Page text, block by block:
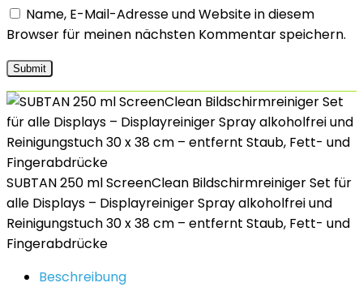
Name, E-Mail-Adresse und Website in diesem
Browser für meinen nächsten Kommentar speichern.
SUBTAN 250 ml ScreenClean Bildschirmreiniger Set für
alle Displays – Displayreiniger Spray alkoholfrei und
Reinigungstuch 30 x 38 cm – entfernt Staub, Fett- und
Fingerabdrücke
Beschreibung